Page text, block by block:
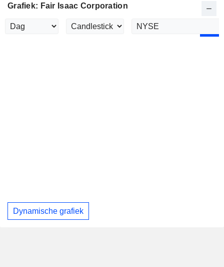
Grafiek: Fair Isaac Corporation
Dynamische grafiek